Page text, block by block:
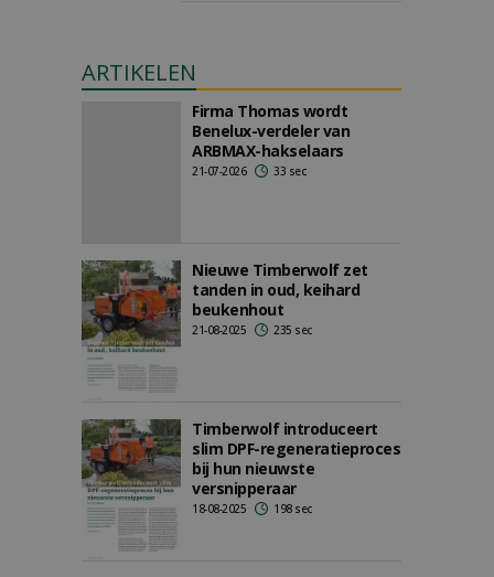
ARTIKELEN
Firma Thomas wordt
Benelux-verdeler van
ARBMAX-hakselaars
21-07-2026 33 sec
Nieuwe Timberwolf zet
tanden in oud, keihard
beukenhout
21-08-2025 235 sec
Timberwolf introduceert
slim DPF-regeneratieproces
bij hun nieuwste
versnipperaar
18-08-2025 198 sec